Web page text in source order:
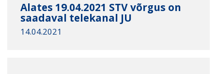
Alates 19.04.2021 STV võrgus on
saadaval telekanal JU
14.04.2021